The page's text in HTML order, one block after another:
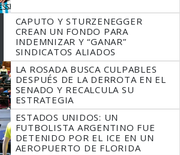
CAPUTO Y STURZENEGGER
CREAN UN FONDO PARA
INDEMNIZAR Y “GANAR”
SINDICATOS ALIADOS
LA ROSADA BUSCA CULPABLES
DESPUÉS DE LA DERROTA EN EL
SENADO Y RECALCULA SU
ESTRATEGIA
ESTADOS UNIDOS: UN
FUTBOLISTA ARGENTINO FUE
DETENIDO POR EL ICE EN UN
AEROPUERTO DE FLORIDA